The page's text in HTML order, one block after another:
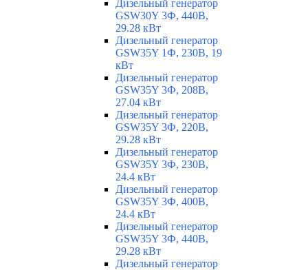
Дизельный генератор
GSW30Y 3Ф, 440В,
29.28 кВт
Дизельный генератор
GSW35Y 1Ф, 230В, 19
кВт
Дизельный генератор
GSW35Y 3Ф, 208В,
27.04 кВт
Дизельный генератор
GSW35Y 3Ф, 220В,
29.28 кВт
Дизельный генератор
GSW35Y 3Ф, 230В,
24.4 кВт
Дизельный генератор
GSW35Y 3Ф, 400В,
24.4 кВт
Дизельный генератор
GSW35Y 3Ф, 440В,
29.28 кВт
Дизельный генератор